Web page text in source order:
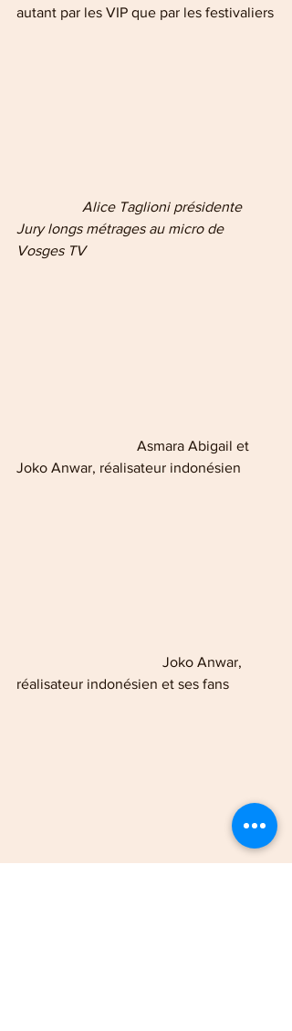
autant par les VIP que par les festivaliers
Jury longs métrages au micro de
Vosges TV
Joko Anwar, réalisateur indonésien
réalisateur indonésien et ses fans